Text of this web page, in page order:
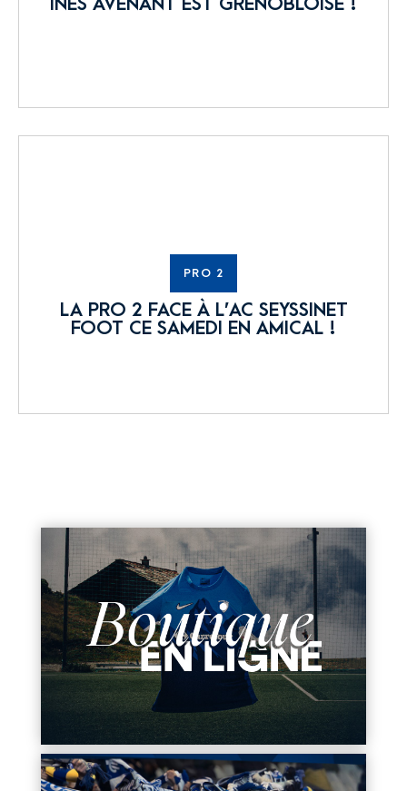
PRO 2
LA PRO 2 FACE À L’AC SEYSSINET
FOOT CE SAMEDI EN AMICAL !